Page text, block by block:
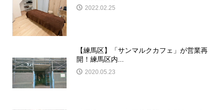
2022.02.25
【練馬区】「サンマルクカフェ」が営業再
開！練馬区内...
2020.05.23